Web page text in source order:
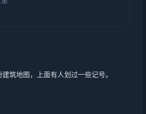
筑地图，上面有人划过一些记号。